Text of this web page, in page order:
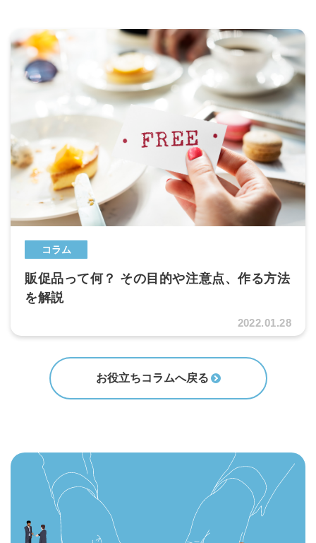
コラム
販促品って何？ その目的や注意点、作る方法
を解説
2022.01.28
お役立ちコラムへ戻る